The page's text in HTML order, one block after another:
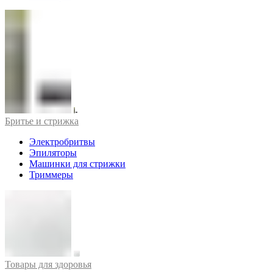
Бритье и стрижка
Электробритвы
Эпиляторы
Машинки для стрижки
Триммеры
Товары для здоровья